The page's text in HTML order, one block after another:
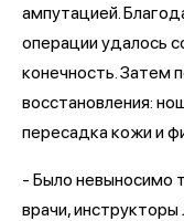
ампутацией.
операции удалось
конечность. Затем
восстановления:
пересадка кожи и
- Было невыносимо
врачи,